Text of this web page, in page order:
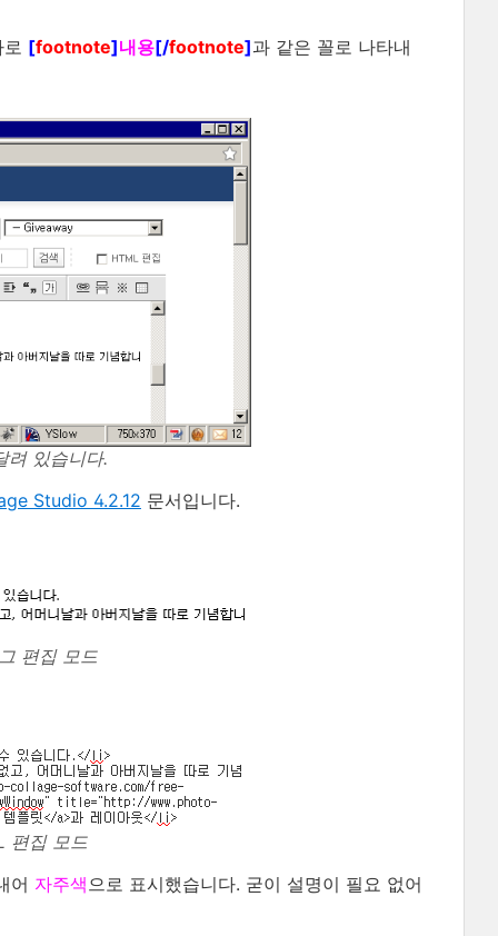
[footnote]내용[/footnote]과 같은 꼴로 나타내
려 있습니다.
Studio 4.2.12 문서입니다.
편집 모드
편집 모드
어 자주색 으로 표시했습니다. 굳이 설명이 필요 없어